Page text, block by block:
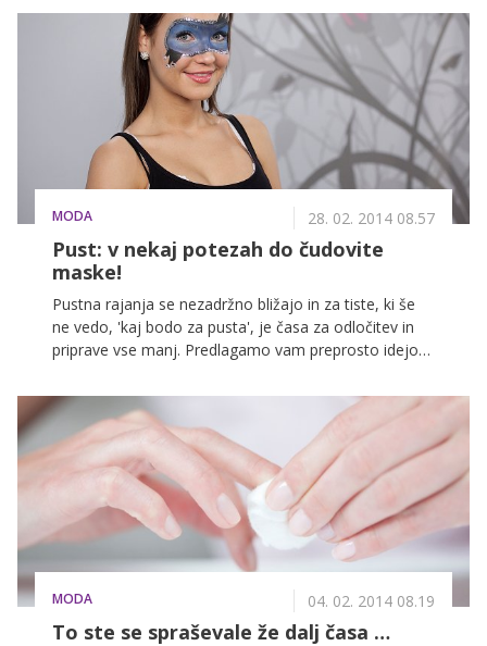
same. Predstavljamo vam nekaj idej, s pomočjo
katerih boste lahko ustvarile romantične poslikave
nohtov za valentinovo!
MODA 28. 02. 2014 08.57
Pust: v nekaj potezah do čudovite
maske!
Pustna rajanja se nezadržno bližajo in za tiste, ki še
ne vedo, 'kaj bodo za pusta', je časa za odločitev in
priprave vse manj. Predlagamo vam preprosto idejo
MODA 04. 02. 2014 08.19
To ste se spraševale že dalj časa …